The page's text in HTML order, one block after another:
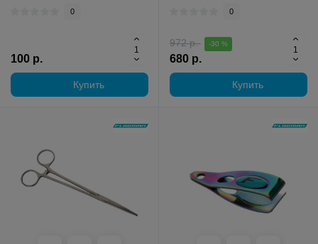
0
100 р.
Купить
0
972 р. -30 %
680 р.
Купить